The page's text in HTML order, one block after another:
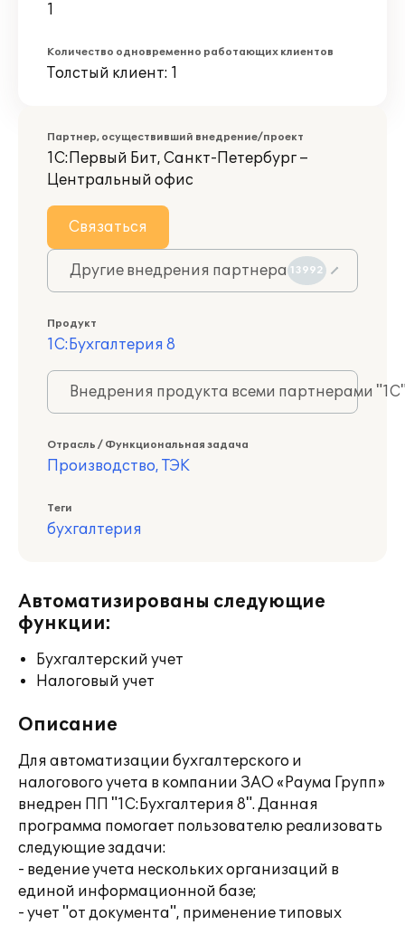
1
Количество одновременно работающих клиентов
Толстый клиент: 1
Партнер, осуществивший внедрение/проект
1С:Первый Бит, Санкт-Петербург –
Центральный офис
Связаться
Другие внедрения партнера 13992
Продукт
1С:Бухгалтерия 8
Внедрения продукта всеми партнерами
Отрасль / Функциональная задача
Производство, ТЭК
Теги
бухгалтерия
Автоматизированы следующие
функции:
Бухгалтерский учет
Налоговый учет
Описание
Для автоматизации бухгалтерского и
налогового учета в компании ЗАО «Раума Групп»
внедрен ПП "1С:Бухгалтерия 8". Данная
программа помогает пользователю реализовать
следующие задачи:
- ведение учета нескольких организаций в
единой информационной базе;
- учет "от документа", применение типовых